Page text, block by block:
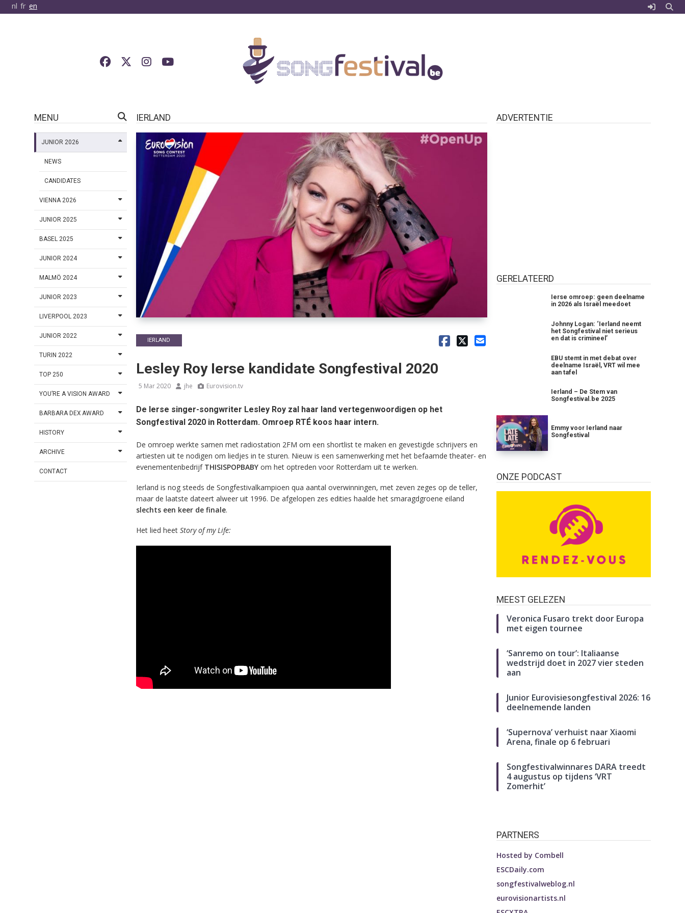
nl fr en
MENU
JUNIOR 2026
NEWS
CANDIDATES
VIENNA 2026
JUNIOR 2025
BASEL 2025
JUNIOR 2024
MALMÖ 2024
JUNIOR 2023
LIVERPOOL 2023
JUNIOR 2022
TURIN 2022
TOP 250
YOU’RE A VISION AWARD
BARBARA DEX AWARD
HISTORY
ARCHIVE
CONTACT
IERLAND
IERLAND
Lesley Roy Ierse kandidate Songfestival 2020
5 Mar 2020 jhe Eurovision.tv
De Ierse singer-songwriter Lesley Roy zal haar land vertegenwoordigen op het
Songfestival 2020 in Rotterdam. Omroep RTÉ koos haar intern.
De omroep werkte samen met radiostation 2FM om een shortlist te maken en gevestigde schrijvers en
artiesten uit te nodigen om liedjes in te sturen. Nieuw is een samenwerking met het befaamde theater- en
evenementenbedrijf THISISPOPBABYom het optreden voor Rotterdam uit te werken.
Ierland is nog steeds de Songfestivalkampioen qua aantal overwinningen, met zeven zeges op de teller,
maar de laatste dateert alweer uit 1996. De afgelopen zes edities haalde het smaragdgroene eiland
slechts een keer de finale.
Het lied heet Story of my Life:
ADVERTENTIE
GERELATEERD
Ierse omroep: geen deelname
in 2026 als Israël meedoet
Johnny Logan: ‘Ierland neemt
het Songfestival niet serieus
en dat is crimineel’
EBU stemt in met debat over
deelname Israël, VRT wil mee
aan tafel
Ierland – De Stem van
Songfestival.be 2025
Emmy voor Ierland naar
Songfestival
ONZE PODCAST
MEEST GELEZEN
Veronica Fusaro trekt door Europa
met eigen tournee
‘Sanremo on tour’: Italiaanse
wedstrijd doet in 2027 vier steden
aan
Junior Eurovisiesongfestival 2026: 16
deelnemende landen
‘Supernova’ verhuist naar Xiaomi
Arena, finale op 6 februari
Songfestivalwinnares DARA treedt
4 augustus op tijdens ‘VRT
Zomerhit’
PARTNERS
Hosted by Combell
ESCDaily.com
songfestivalweblog.nl
eurovisionartists.nl